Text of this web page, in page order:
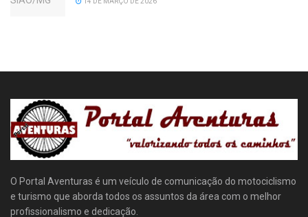
O Portal Aventuras é um veículo de comunicação do motociclismo
e turismo que aborda todos os assuntos da área com o melhor
profissionalismo e dedicação.